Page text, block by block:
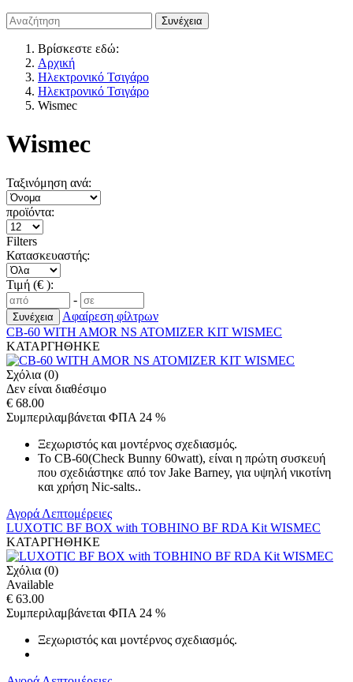
Βρίσκεστε εδώ:
Αρχική
Ηλεκτρονικό Τσιγάρο
Ηλεκτρονικό Τσιγάρο
Wismec
Wismec
Ταξινόμηση ανά:
προϊόντα:
Filters
Κατασκευαστής:
Τιμή (€ ):
-
Αφαίρεση φίλτρων
CB-60 WITH AMOR NS ATOMIZER KIT WISMEC
ΚΑΤΑΡΓΗΘΗΚΕ
Σχόλια (0)
Δεν είναι διαθέσιμο
€ 68.00
Συμπεριλαμβάνεται ΦΠΑ 24 %
Ξεχωριστός και μοντέρνος σχεδιασμός.
Το CB-60(Check Bunny 60watt), είναι η πρώτη συσκευή
που σχεδιάστηκε από τον Jake Barney, για υψηλή νικοτίνη
και χρήση Nic-salts..
Αγορά Λεπτομέρειες
LUXOTIC BF BOX with TOBHINO BF RDA Kit WISMEC
ΚΑΤΑΡΓΗΘΗΚΕ
Σχόλια (0)
Available
€ 63.00
Συμπεριλαμβάνεται ΦΠΑ 24 %
Ξεχωριστός και μοντέρνος σχεδιασμός.